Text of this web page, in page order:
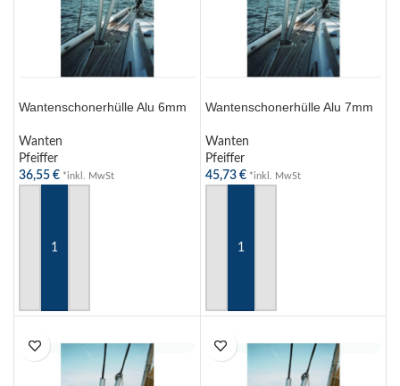
Wantenschonerhülle Alu 6mm
Wanten
Pfeiffer
36,55 € *inkl. MwSt
Wantenschonerhülle Alu 7mm
Wanten
Pfeiffer
45,73 € *inkl. MwSt